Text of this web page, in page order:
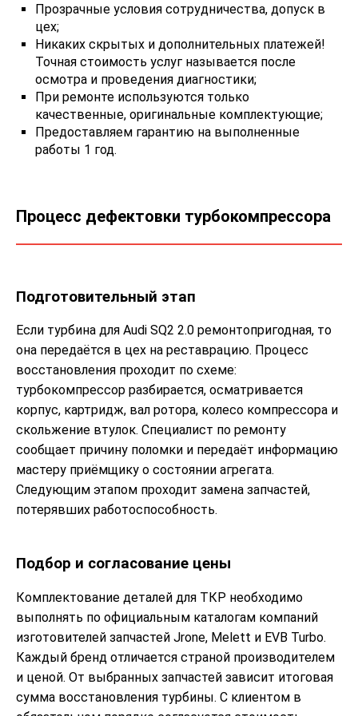
Прозрачные условия сотрудничества, допуск в
цех;
Никаких скрытых и дополнительных платежей!
Точная стоимость услуг называется после
осмотра и проведения диагностики;
При ремонте используются только
качественные, оригинальные комплектующие;
Предоставляем гарантию на выполненные
работы 1 год.
Процесс дефектовки турбокомпрессора
Подготовительный этап
Если турбина для Audi SQ2 2.0 ремонтопригодная, то
она передаётся в цех на реставрацию. Процесс
восстановления проходит по схеме:
турбокомпрессор разбирается, осматривается
корпус, картридж, вал ротора, колесо компрессора и
скольжение втулок. Специалист по ремонту
сообщает причину поломки и передаёт информацию
мастеру приёмщику о состоянии агрегата.
Следующим этапом проходит замена запчастей,
потерявших работоспособность.
Подбор и согласование цены
Комплектование деталей для ТКР необходимо
выполнять по официальным каталогам компаний
изготовителей запчастей Jrone, Melett и EVB Turbo.
Каждый бренд отличается страной производителем
и ценой. От выбранных запчастей зависит итоговая
сумма восстановления турбины. С клиентом в